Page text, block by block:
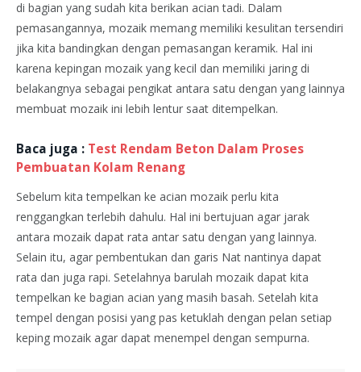
di bagian yang sudah kita berikan acian tadi. Dalam
pemasangannya, mozaik memang memiliki kesulitan tersendiri
jika kita bandingkan dengan pemasangan keramik. Hal ini
karena kepingan mozaik yang kecil dan memiliki jaring di
belakangnya sebagai pengikat antara satu dengan yang lainnya
membuat mozaik ini lebih lentur saat ditempelkan.
Baca juga : Test Rendam Beton Dalam Proses
Pembuatan Kolam Renang
Sebelum kita tempelkan ke acian mozaik perlu kita
renggangkan terlebih dahulu. Hal ini bertujuan agar jarak
antara mozaik dapat rata antar satu dengan yang lainnya.
Selain itu, agar pembentukan dan garis Nat nantinya dapat
rata dan juga rapi. Setelahnya barulah mozaik dapat kita
tempelkan ke bagian acian yang masih basah. Setelah kita
tempel dengan posisi yang pas ketuklah dengan pelan setiap
keping mozaik agar dapat menempel dengan sempurna.